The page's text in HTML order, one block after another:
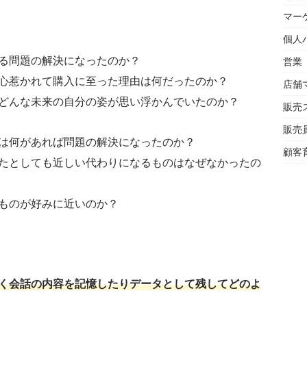
問題の解決になったのか？
惹かれて購入に至った理由は何だったのか？
んな未来の自分の姿が思い浮かんでいたのか？
何があれば問題の解決になったのか？
としても近しい代わりになるものはなぜなかったの
のが好みに近いのか？
会話の内容を記憶したりデータとして残してどのよ
マー
個人
営業
店舗
販売
販売
顧客